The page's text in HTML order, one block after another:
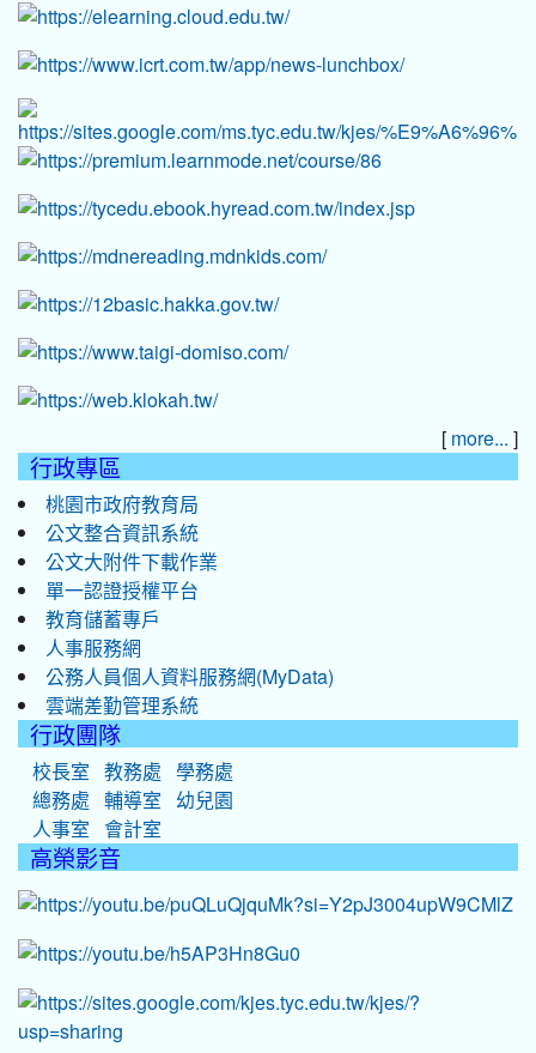
[ more... ]
行政專區
桃園市政府教育局
公文整合資訊系統
公文大附件下載作業
單一認證授權平台
教育儲蓄專戶
人事服務網
公務人員個人資料服務網(MyData)
雲端差勤管理系統
行政團隊
校長室 教務處
學務處
總務處
輔導室
幼兒園
人事室
會計室
高榮影音